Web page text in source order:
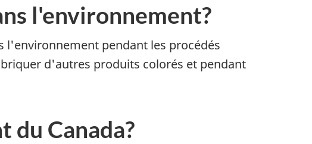
l'environnement?
l'environnement pendant les procédés
d'autres produits colorés et pendant
du Canada?